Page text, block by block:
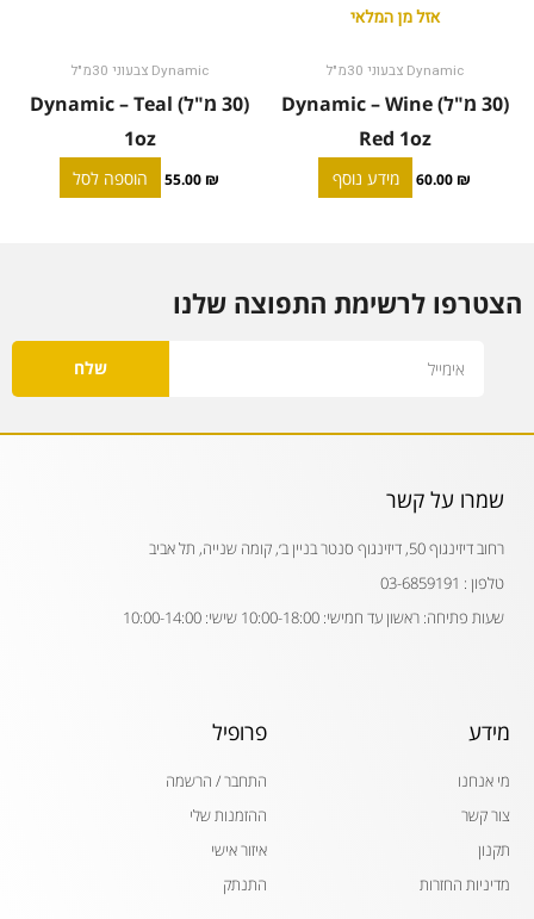
אזל מן המלאי
Dynamic צבעוני 30מ"ל
(30 מ"ל) Dynamic – Wine
Red 1oz
60.00 ₪ מידע נוסף
Dynamic צבעוני 30מ"ל
(30 מ"ל) Dynamic – Teal
1oz
55.00 ₪ הוספה לסל
הצטרפו לרשימת התפוצה שלנו
שלח
שמרו על קשר
רחוב דיזינגוף 50, דיזינגוף סנטר בניין ב׳, קומה שנייה, תל אביב
טלפון : 03-6859191
שעות פתיחה: ראשון עד חמישי: 10:00-18:00 שישי: 10:00-14:00
מידע
מי אנחנו
צור קשר
תקנון
מדיניות החזרות
פרופיל
התחבר / הרשמה
ההזמנות שלי
איזור אישי
התנתק